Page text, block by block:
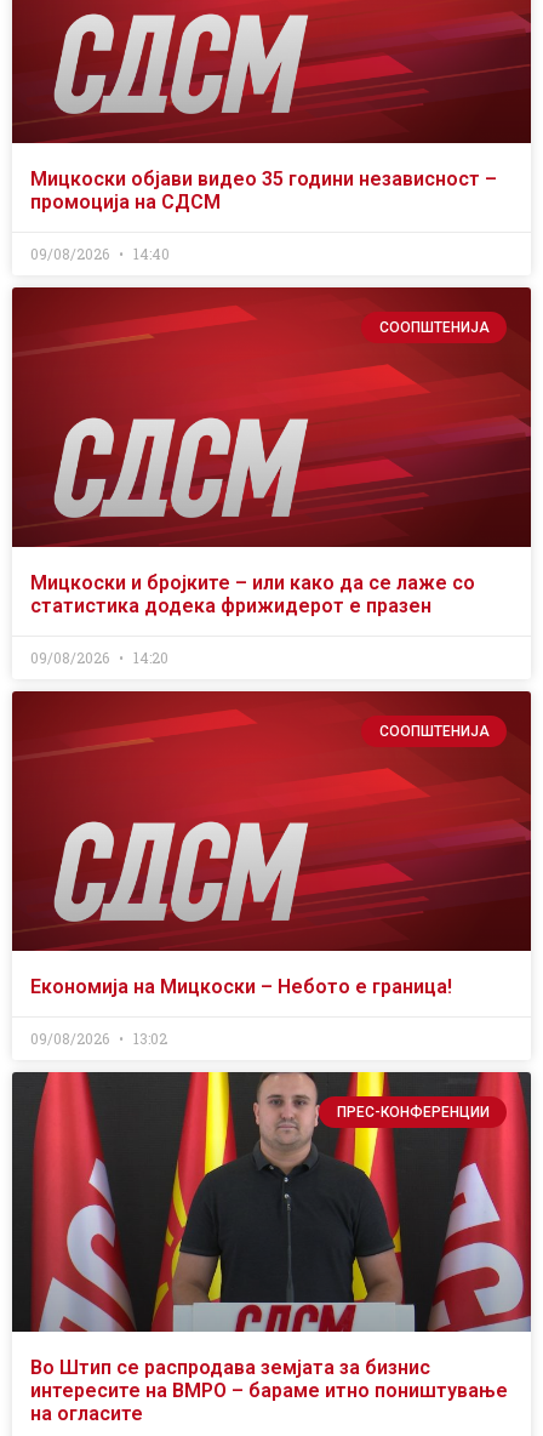
Мицкоски објави видео 35 години независност –
промоција на СДСМ
09/08/2026 14:40
СООПШТЕНИЈА
Мицкоски и бројките – или како да се лаже со
статистика додека фрижидерот е празен
09/08/2026 14:20
СООПШТЕНИЈА
Економија на Мицкоски – Небото е граница!
09/08/2026 13:02
ПРЕС-КОНФЕРЕНЦИИ
Во Штип се распродава земјата за бизнис
интересите на ВМРО – бараме итно поништување
на огласите